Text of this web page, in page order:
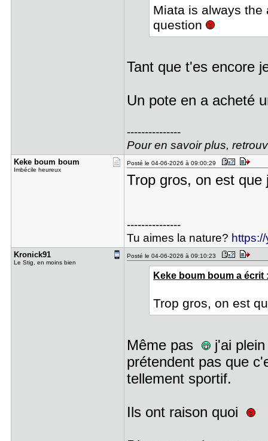
Miata is always the
question
Tant que t'es encore
Un pote en a acheté
---------------
Pour en savoir plus,
Keke boum ​boum
Imbécile heureux
Posté le 04-06-2026 à 09:00:29
Trop gros, on est que
---------------
Tu aimes la nature?
Kronick91
Le Stig, en moins bien
Posté le 04-06-2026 à 09:10:23
Keke boum boum a écrit
Trop gros, on est
Même pas
j'ai plein
prétendent pas que
tellement sportif.
Ils ont raison quoi